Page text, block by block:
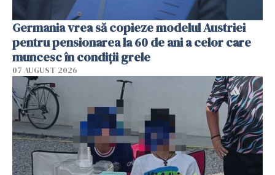
Germania vrea să copieze modelul Austriei
pentru pensionarea la 60 de ani a celor care
muncesc în condiții grele
07 AUGUST 2026